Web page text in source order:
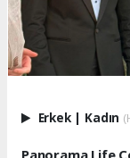
Erkek | Kadın
Panorama Life